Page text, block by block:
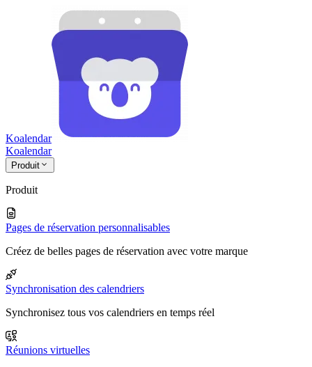
Koalendar
Koalendar
Produit
Produit
Pages de réservation personnalisables
Créez de belles pages de réservation avec votre marque
Synchronisation des calendriers
Synchronisez tous vos calendriers en temps réel
Réunions virtuelles